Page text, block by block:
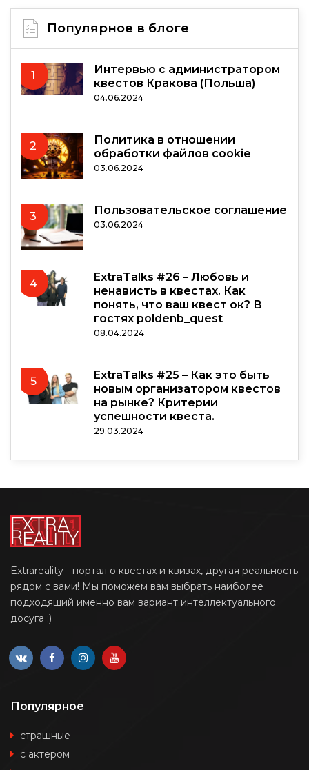
Популярное в блоге
1
Интервью с администратором
квестов Кракова (Польша)
04.06.2024
2
Политика в отношении
обработки файлов cookie
03.06.2024
3 Пользовательское соглашение
03.06.2024
4
ExtraTalks #26 – Любовь и
ненависть в квестах. Как
понять, что ваш квест ок? В
гостях poldenb_quest
08.04.2024
5
ExtraTalks #25 – Как это быть
новым организатором квестов
на рынке? Критерии
успешности квеста.
29.03.2024
Extrareality - портал о квестах и квизах, другая реальность
рядом с вами! Мы поможем вам выбрать наиболее
подходящий именно вам вариант интеллектуального
досуга ;)
Популярное
страшные
с актером